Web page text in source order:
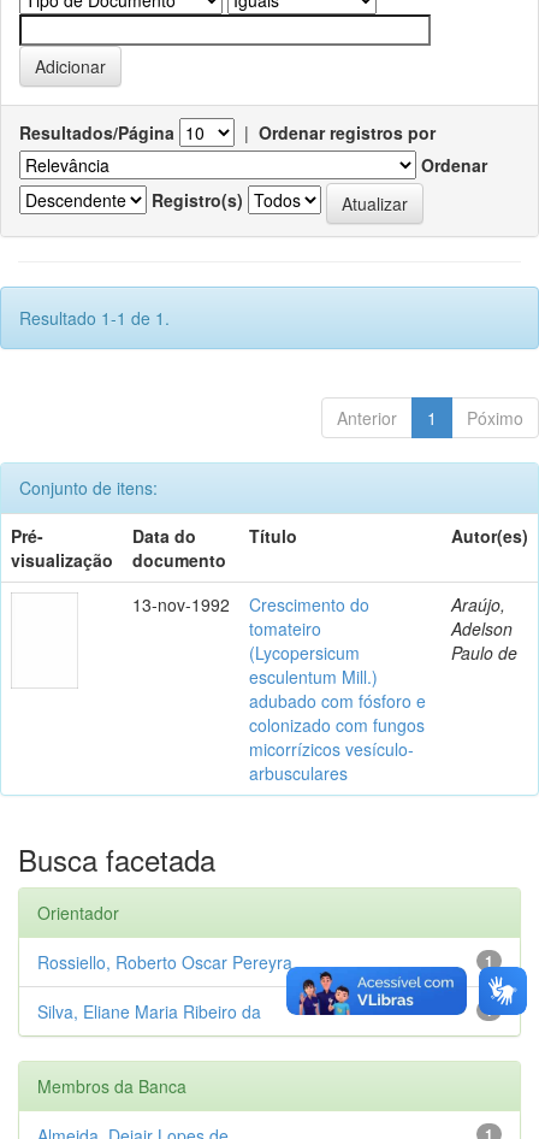
Resultados/Página | Ordenar registros por
Ordenar
Registro(s)
Resultado 1-1 de 1.
Anterior 1 Póximo
Conjunto de itens:
Pré-
visualização
Data do
documento
Título Autor(es)
13-nov-1992
Crescimento do
tomateiro
(Lycopersicum
esculentum Mill.)
adubado com fósforo e
colonizado com fungos
micorrízicos vesículo-
arbusculares
Araújo,
Adelson
Paulo de
Busca facetada
Orientador
1
Rossiello, Roberto Oscar Pereyra
1
Silva, Eliane Maria Ribeiro da
Membros da Banca
1